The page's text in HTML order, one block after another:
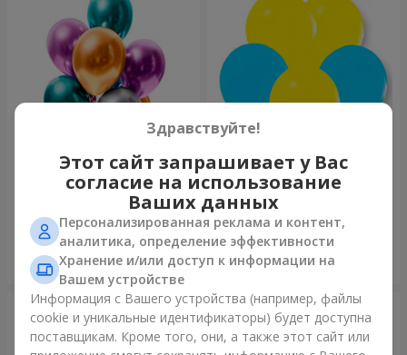
Фонтан шаров "Полярное
Заказать
Коллекция шаров "Украина"
Заказать
Здравствуйте!
Этот сайт запрашивает у Вас
согласие на использование
Ваших данных
Персонализированная реклама и контент,
аналитика, определение эффективности
Хранение и/или доступ к информации на
Вашем устройстве
Информация с Вашего устройства (например, файлы
cookie и уникальные идентификаторы) будет доступна
поставщикам. Кроме того, они, а также этот сайт или